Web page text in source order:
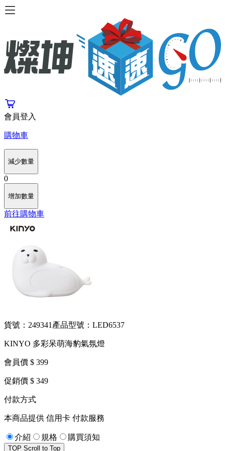
會員登入
購物車
減少數量
0
增加數量
前往購物車
貨號：249341 產品型號：LED6537
KINYO 多彩呆萌海豹氣氛燈
會員價 $ 399
促銷價 $ 349
付款方式
本商品提供 信用卡 付款服務
介紹 規格 購買須知
TOP Scroll to Top